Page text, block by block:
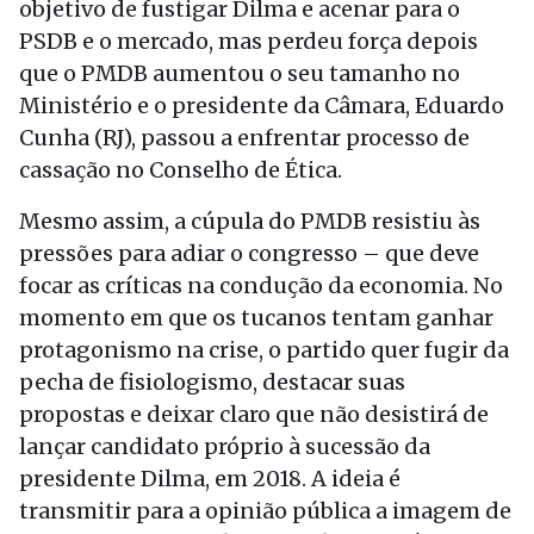
objetivo de fustigar Dilma e acenar para o
PSDB e o mercado, mas perdeu força depois
que o PMDB aumentou o seu tamanho no
Ministério e o presidente da Câmara, Eduardo
Cunha (RJ), passou a enfrentar processo de
cassação no Conselho de Ética.
Mesmo assim, a cúpula do PMDB resistiu às
pressões para adiar o congresso – que deve
focar as críticas na condução da economia. No
momento em que os tucanos tentam ganhar
protagonismo na crise, o partido quer fugir da
pecha de fisiologismo, destacar suas
propostas e deixar claro que não desistirá de
lançar candidato próprio à sucessão da
presidente Dilma, em 2018. A ideia é
transmitir para a opinião pública a imagem de